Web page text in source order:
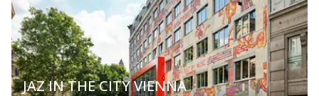
JAZ IN THE CITY VIENNA